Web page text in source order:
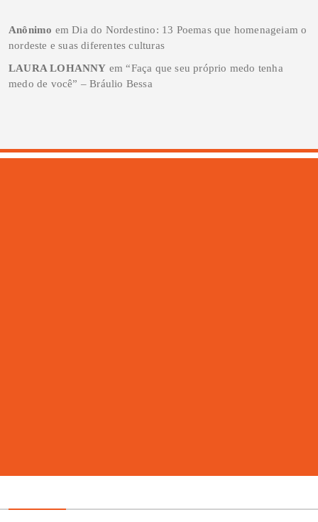
Anônimo emDia do Nordestino: 13 Poemas que homenageiam o
nordeste e suas diferentes culturas
LAURA LOHANNY em“Faça que seu próprio medo tenha
medo de você” – Bráulio Bessa